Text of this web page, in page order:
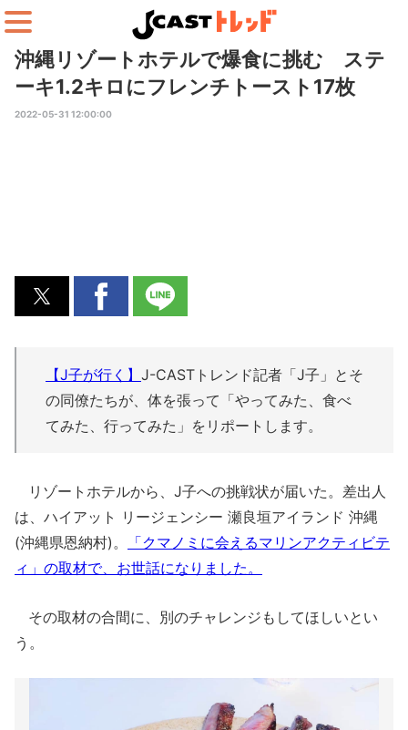
沖縄リゾートホテルで爆食に挑む ステ
ーキ1.2キロにフレンチトースト17枚
2022-05-31 12:00:00
【J子が行く】 J-CASTトレンド記者「J子」とそ
の同僚たちが、体を張って「やってみた、食べ
てみた、行ってみた」をリポートします。
リゾートホテルから、J子への挑戦状が届いた。差出人
は、ハイアット リージェンシー 瀬良垣アイランド 沖縄
(沖縄県恩納村)。
「クマノミに会えるマリンアクティビテ
ィ」の取材で、お世話になりました。
その取材の合間に、別のチャレンジもしてほしいとい
う。